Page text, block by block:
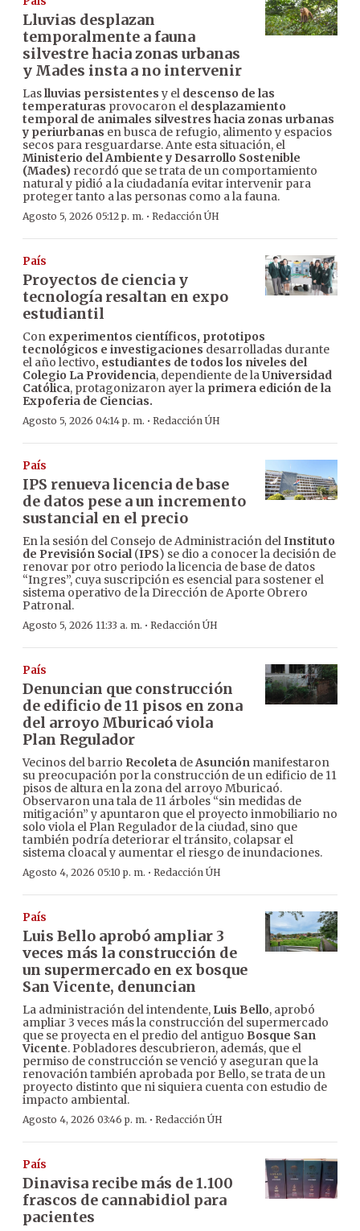
Lluvias desplazan
temporalmente a fauna
silvestre hacia zonas urbanas
y Mades insta a no intervenir
Laslluvias persistentes y el descenso de las
temperaturas provocaron el desplazamiento
temporal de animales silvestres hacia zonas urbanas
y periurbanas en busca de refugio, alimento y espacios
secos para resguardarse. Ante esta situación, el
Ministerio del Ambiente y Desarrollo Sostenible
(Mades) recordó que se trata de un comportamiento
natural y pidió a la ciudadanía evitar intervenir para
proteger tanto a las personas como a la fauna.
Agosto 5, 2026 05:12 p. m. · Redacción ÚH
País
Proyectos de ciencia y
tecnología resaltan en expo
estudiantil
Con experimentos científicos, prototipos
tecnológicos e investigaciones desarrolladas durante
el año lectivo, estudiantes de todos los niveles del
Colegio La Providencia, dependiente de la Universidad
Católica, protagonizaron ayer la primera edición de la
Expoferia de Ciencias.
Agosto 5, 2026 04:14 p. m. · Redacción ÚH
País
IPS renueva licencia de base
de datos pese a un incremento
sustancial en el precio
En la sesión del Consejo de Administración del Instituto
de Previsión Social (IPS) se dio a conocer la decisión de
renovar por otro periodo la licencia de base de datos
“Ingres”, cuya suscripción es esencial para sostener el
sistema operativo de la Dirección de Aporte Obrero
Patronal.
Agosto 5, 2026 11:33 a. m. · Redacción ÚH
País
Denuncian que construcción
de edificio de 11 pisos en zona
del arroyo Mburicaó viola
Plan Regulador
Vecinos del barrio Recoleta deAsunción manifestaron
su preocupación por la construcción de un edificio de 11
pisos de altura en la zona del arroyo Mburicaó.
Observaron una tala de 11 árboles “sin medidas de
mitigación” y apuntaron que el proyecto inmobiliario no
solo viola el Plan Regulador de la ciudad, sino que
también podría deteriorar el tránsito, colapsar el
sistema cloacal y aumentar el riesgo de inundaciones.
Agosto 4, 2026 05:10 p. m. · Redacción ÚH
País
Luis Bello aprobó ampliar 3
veces más la construcción de
un supermercado en ex bosque
San Vicente, denuncian
La administración del intendente, Luis Bello, aprobó
ampliar 3 veces más la construcción del supermercado
que se proyecta en el predio del antiguo Bosque San
Vicente. Pobladores descubrieron, además, que el
permiso de construcción se venció y aseguran que la
renovación también aprobada por Bello, se trata de un
proyecto distinto que ni siquiera cuenta con estudio de
impacto ambiental.
Agosto 4, 2026 03:46 p. m. · Redacción ÚH
País
Dinavisa recibe más de 1.100
frascos de cannabidiol para
pacientes